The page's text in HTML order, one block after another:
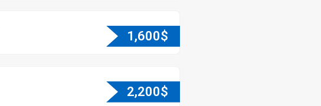
1,600$
2,200$